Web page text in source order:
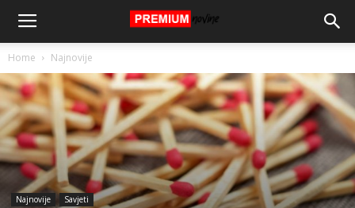
Home Najnovije
Najnovije Savjeti